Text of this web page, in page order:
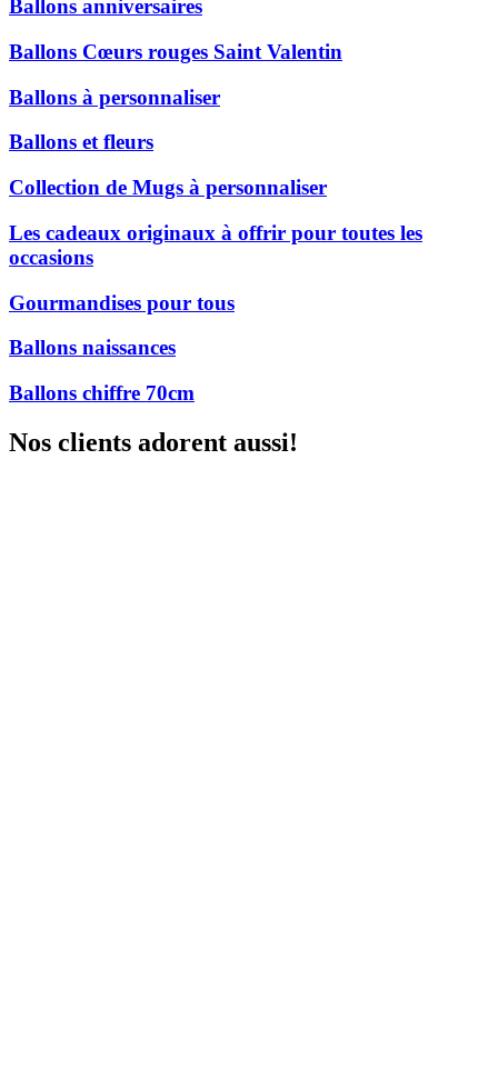
Ballons anniversaires
Ballons Cœurs rouges Saint Valentin
Ballons à personnaliser
Ballons et fleurs
Collection de Mugs à personnaliser
Les cadeaux originaux à offrir pour toutes les
occasions
Gourmandises pour tous
Ballons naissances
Ballons chiffre 70cm
Nos clients adorent aussi!